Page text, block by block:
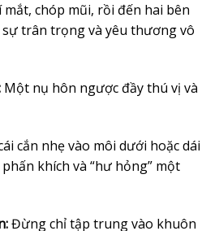
chóp mũi, rồi đến hai bên
trân trọng và yêu thương vô
Một nụ hôn ngược đầy thú vị và
cắn nhẹ vào môi dưới hoặc dái
khích và “hư hỏng” một
Đừng chỉ tập trung vào khuôn